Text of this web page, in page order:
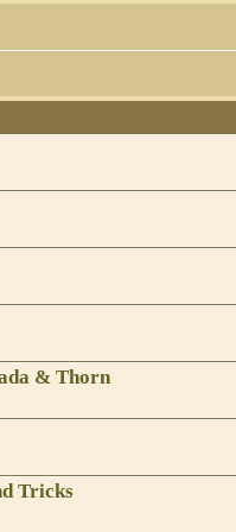
& Thorn
Tricks